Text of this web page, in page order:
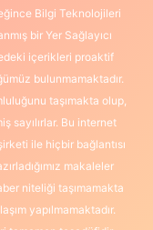
Bilgi Teknolojileri
bir Yer Sağlayıcı
içerikleri proaktif
bulunmamaktadır.
taşımakta olup,
sayılırlar. Bu internet
ile hiçbir bağlantısı
makaleler
niteliği taşımamakta
yapılmamaktadır.